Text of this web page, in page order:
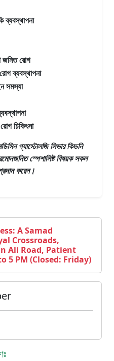
ব্যবস্থাপনা
জনিত রোগ
ব্যবস্থাপনা
সমস্যা
চিকিৎসা
গ্যাস্টোলজি লিভার কিডনি
স্পেশালিষ্টবিষয়ক সকল
প্রদান করেন।
A Samad
Crossroads,
Ali Road, Patient
5 PM (Closed: Friday)